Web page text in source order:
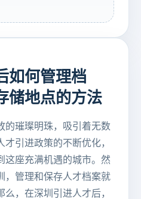
如何管理档
储地点的方法
的璀璨明珠，吸引着无数
引进政策的不断优化，
这座充满机遇的城市。然
，管理和保存人才档案就
，在深圳引进人才后，